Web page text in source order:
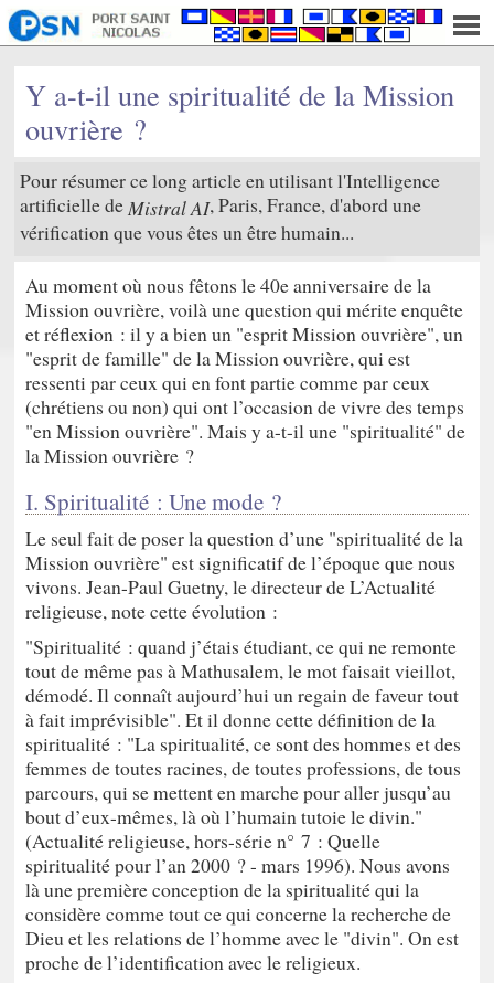
Y a-t-il une spiritualité de la Mission
ouvrière ?
Pour résumer ce long article en utilisant l'Intelligence
artificielle deMistral AI, Paris, France, d'abord une
vérification que vous êtes un être humain...
Au moment où nous fêtons le 40e anniversaire de la
Mission ouvrière, voilà une question qui mérite enquête
et réflexion : il y a bien un "esprit Mission ouvrière", un
"esprit de famille" de la Mission ouvrière, qui est
ressenti par ceux qui en font partie comme par ceux
(chrétiens ou non) qui ont l’occasion de vivre des temps
"en Mission ouvrière". Mais y a-t-il une "spiritualité" de
la Mission ouvrière ?
I. Spiritualité : Une mode ?
Le seul fait de poser la question d’une "spiritualité de la
Mission ouvrière" est significatif de l’époque que nous
vivons. Jean-Paul Guetny, le directeur de L’Actualité
religieuse, note cette évolution :
"Spiritualité : quand j’étais étudiant, ce qui ne remonte
tout de même pas à Mathusalem, le mot faisait vieillot,
démodé. Il connaît aujourd’hui un regain de faveur tout
à fait imprévisible". Et il donne cette définition de la
spiritualité : "La spiritualité, ce sont des hommes et des
femmes de toutes racines, de toutes professions, de tous
parcours, qui se mettent en marche pour aller jusqu’au
bout d’eux-mêmes, là où l’humain tutoie le divin."
(Actualité religieuse, hors-série n° 7 : Quelle
spiritualité pour l’an 2000 ? - mars 1996). Nous avons
là une première conception de la spiritualité qui la
considère comme tout ce qui concerne la recherche de
Dieu et les relations de l’homme avec le "divin". On est
proche de l’identification avec le religieux.